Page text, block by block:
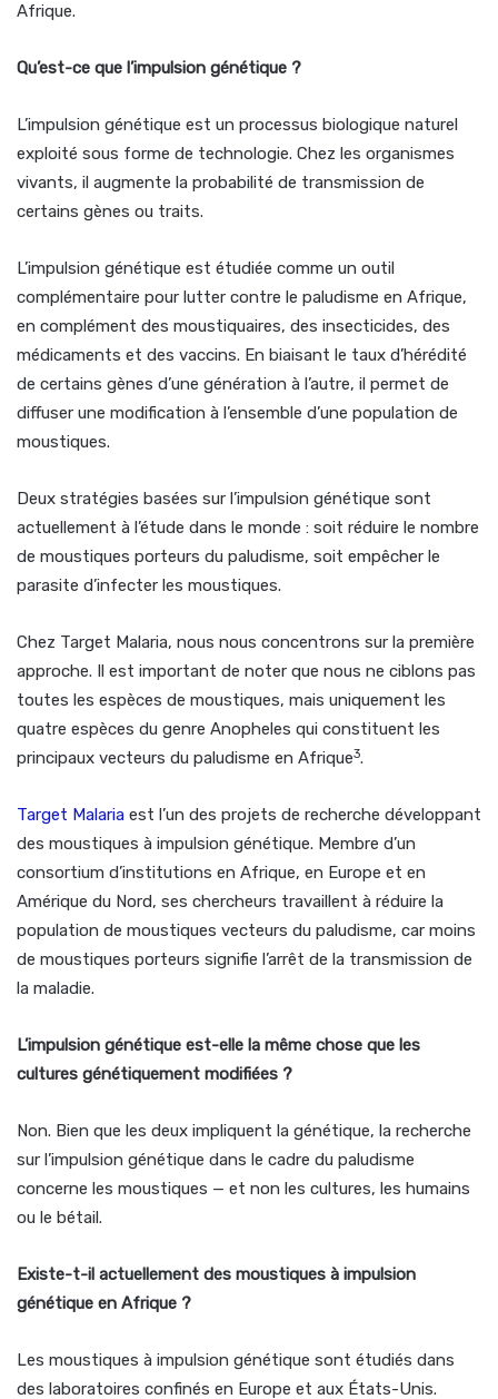
Afrique.
Qu’est-ce que l’impulsion génétique ?
L’impulsion génétique est un processus biologique naturel
exploité sous forme de technologie. Chez les organismes
vivants, il augmente la probabilité de transmission de
certains gènes ou traits.
L’impulsion génétique est étudiée comme un outil
complémentaire pour lutter contre le paludisme en Afrique,
en complément des moustiquaires, des insecticides, des
médicaments et des vaccins. En biaisant le taux d’hérédité
de certains gènes d’une génération à l’autre, il permet de
diffuser une modification à l’ensemble d’une population de
moustiques.
Deux stratégies basées sur l’impulsion génétique sont
actuellement à l’étude dans le monde : soit réduire le nombre
de moustiques porteurs du paludisme, soit empêcher le
parasite d’infecter les moustiques.
Chez Target Malaria, nous nous concentrons sur la première
approche. Il est important de noter que nous ne ciblons pas
toutes les espèces de moustiques, mais uniquement les
quatre espèces du genre Anopheles qui constituent les
principaux vecteurs du paludisme en Afrique3.
Target Malaria est l’un des projets de recherche développant
des moustiques à impulsion génétique. Membre d’un
consortium d’institutions en Afrique, en Europe et en
Amérique du Nord, ses chercheurs travaillent à réduire la
population de moustiques vecteurs du paludisme, car moins
de moustiques porteurs signifie l’arrêt de la transmission de
la maladie.
L’impulsion génétique est-elle la même chose que les
cultures génétiquement modifiées ?
Non. Bien que les deux impliquent la génétique, la recherche
sur l’impulsion génétique dans le cadre du paludisme
concerne les moustiques — et non les cultures, les humains
ou le bétail.
Existe-t-il actuellement des moustiques à impulsion
génétique en Afrique ?
Les moustiques à impulsion génétique sont étudiés dans
des laboratoires confinés en Europe et aux États-Unis.